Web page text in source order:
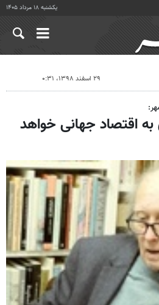
یکشنبه ۱۸ مرداد ۱۴۰۵
۲۹ اسفند ۱۳۹۸، ۰:۳۱
اقتصاد جهانی خواهد